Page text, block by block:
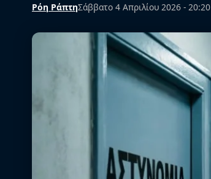
Ρόη ΡάπτηΣάββατο 4 Απριλίου 2026 - 20:20